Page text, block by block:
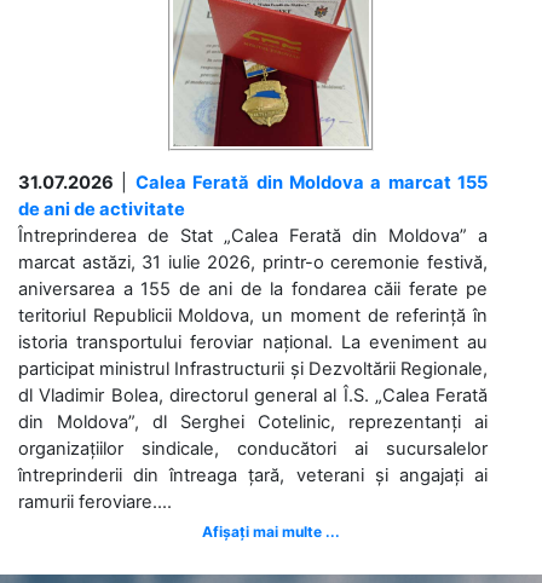
31.07.2026
Calea Ferată din Moldova a marcat 155
de ani de activitate
Întreprinderea de Stat „Calea Ferată din Moldova” a
marcat astăzi, 31 iulie 2026, printr-o ceremonie festivă,
aniversarea a 155 de ani de la fondarea căii ferate pe
teritoriul Republicii Moldova, un moment de referință în
istoria transportului feroviar național. La eveniment au
participat ministrul Infrastructurii și Dezvoltării Regionale,
dl Vladimir Bolea, directorul general al Î.S. „Calea Ferată
din Moldova”, dl Serghei Cotelinic, reprezentanți ai
organizațiilor sindicale, conducători ai sucursalelor
întreprinderii din întreaga țară, veterani și angajați ai
ramurii feroviare....
Afișați mai multe ...